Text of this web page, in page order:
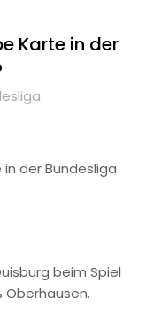
Karte in der
der Bundesliga
beim Spiel
Oberhausen.